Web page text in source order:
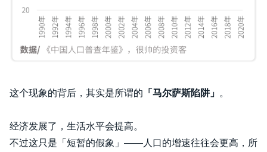
这个现象的背后，其实是所谓的 「马尔萨斯陷阱」 。
经济发展了，生活水平会提高。
不过这只是「短暂的假象」——人口的增速往往会更高，所